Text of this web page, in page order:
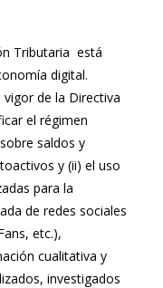
Tributaria está
digital.
de la Directiva
el régimen
saldos y
y (ii) el uso
para la
de redes sociales
etc.),
cualitativa y
investigados